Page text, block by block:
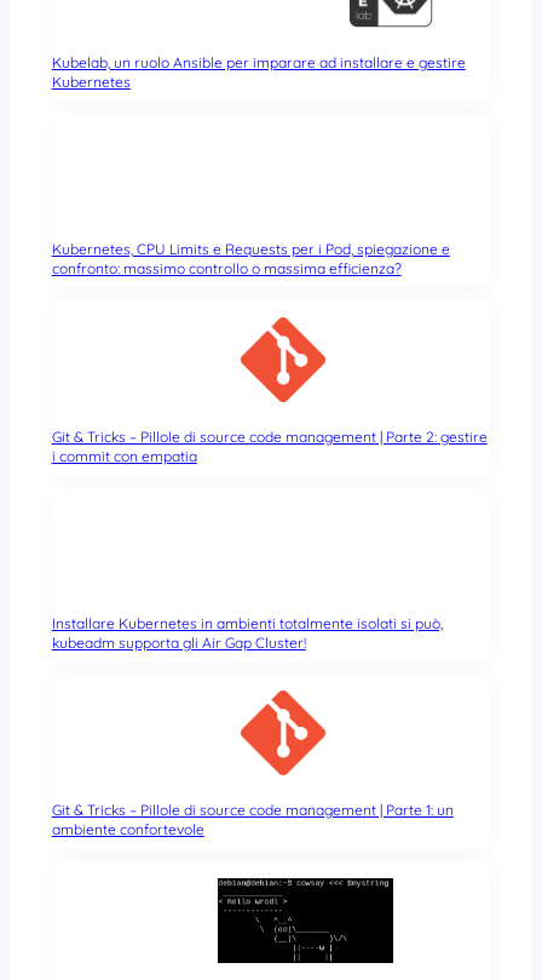
Kubelab, un ruolo Ansible per imparare ad installare e gestire
Kubernetes
Kubernetes, CPU Limits e Requests per i Pod, spiegazione e
confronto: massimo controllo o massima efficienza?
Git & Tricks – Pillole di source code management | Parte 2: gestire
i commit con empatia
Installare Kubernetes in ambienti totalmente isolati si può,
kubeadm supporta gli Air Gap Cluster!
Git & Tricks – Pillole di source code management | Parte 1: un
ambiente confortevole